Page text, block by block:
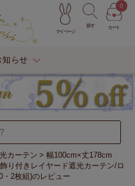
マイページ
探す カート
0
知らせ
カーテン
幅100cm×丈178cm
り付きレイヤード遮光カーテン/ロ
・2枚組)のレビュー